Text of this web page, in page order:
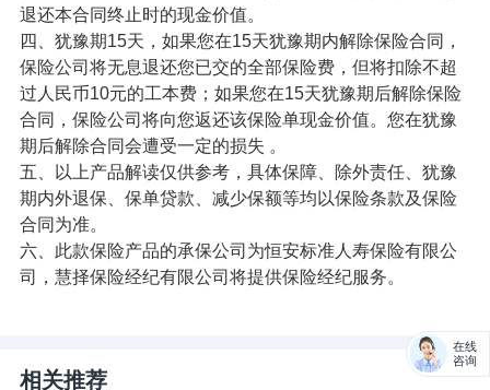
退还本合同终止时的现金价值。
四、犹豫期15天，如果您在15天犹豫期内解除保险合同，
保险公司将无息退还您已交的全部保险费，但将扣除不超
过人民币10元的工本费；如果您在15天犹豫期后解除保险
合同，保险公司将向您返还该保险单现金价值。您在犹豫
期后解除合同会遭受一定的损失 。
五、以上产品解读仅供参考，具体保障、除外责任、犹豫
期内外退保、保单贷款、减少保额等均以保险条款及保险
合同为准。
六、此款保险产品的承保公司为恒安标准人寿保险有限公
司，慧择保险经纪有限公司将提供保险经纪服务。
相关推荐
在线
咨询